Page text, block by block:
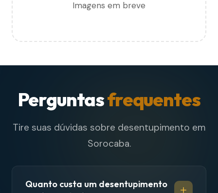
Imagens em breve
Perguntasfrequentes
Tire suas dúvidas sobre desentupimento em
Sorocaba.
Quanto custa um desentupimento